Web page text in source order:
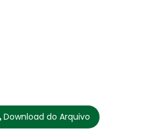
Download do Arquivo